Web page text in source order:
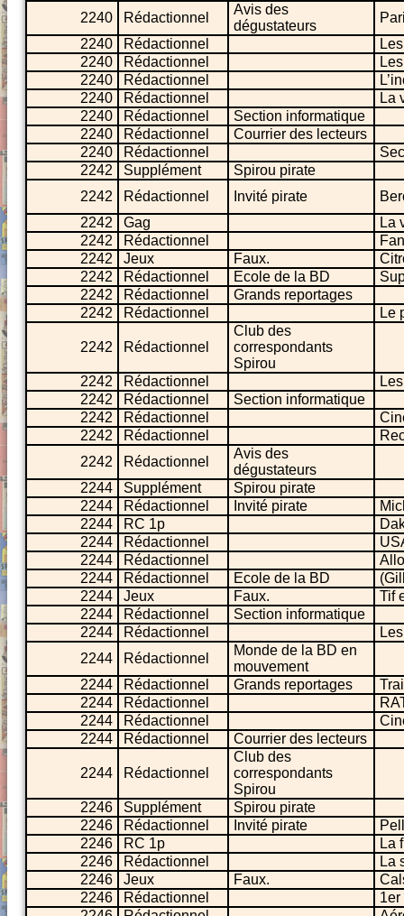
2240
Rédactionnel
Avis des
dégustateurs
2240
Rédactionnel
2240
Rédactionnel
2240
Rédactionnel
2240
Rédactionnel
La
2240
Rédactionnel
Section informatique
2240
Rédactionnel
Courrier des lecteurs
2240
Rédactionnel
2242
Supplément
Spirou pirate
2242
Rédactionnel Invité pirate
2242
Gag
La
2242
Rédactionnel
2242
Jeux Faux.
2242
Rédactionnel Ecole de la BD
2242
Rédactionnel
Grands reportages
2242
Rédactionnel Le
2242 Rédactionnel
Club des
correspondants
Spirou
2242
Rédactionnel
2242
Rédactionnel
Section informatique
2242
Rédactionnel
2242
Rédactionnel
2242
Rédactionnel
Avis des
dégustateurs
2244
Supplément
Spirou pirate
2244
Rédactionnel Invité pirate
2244
RC 1p
2244
Rédactionnel
2244
Rédactionnel
2244
Rédactionnel Ecole de la BD
2244
Jeux Faux.
Tif
2244
Rédactionnel
Section informatique
2244
Rédactionnel
2244
Rédactionnel
Monde de la BD en
mouvement
2244
Rédactionnel Grands reportages
2244
Rédactionnel
2244
Rédactionnel
2244
Rédactionnel Courrier des lecteurs
2244 Rédactionnel
Club des
correspondants
Spirou
2246
Supplément
Spirou pirate
2246
Rédactionnel Invité pirate
2246
RC 1p
La
2246
Rédactionnel
La
2246
Jeux Faux.
2246
Rédactionnel
1er